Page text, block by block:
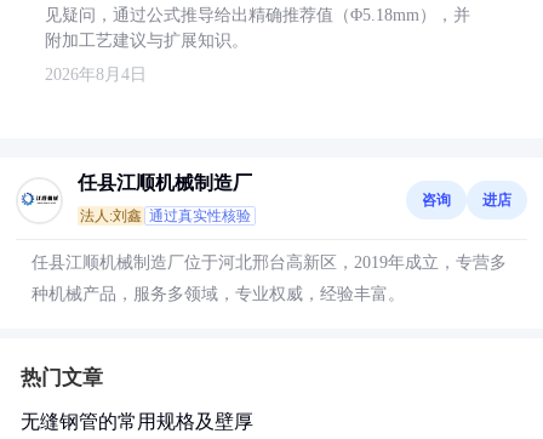
见疑问，通过公式推导给出精确推荐值（Φ5.18mm），并
附加工艺建议与扩展知识。
2026年8月4日
任县江顺机械制造厂
法人:刘鑫 通过真实性核验
咨询 进店
任县江顺机械制造厂位于河北邢台高新区，2019年成立，专营多
种机械产品，服务多领域，专业权威，经验丰富。
热门文章
无缝钢管的常用规格及壁厚